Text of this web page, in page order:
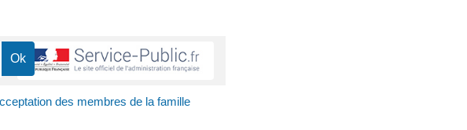
des membres de la famille